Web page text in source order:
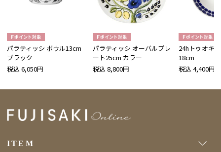
パラティッシ ボウル13cm
ブラック
税込 6,050円
パラティッシ オーバルプレ
ート25cm カラー
税込 8,800円
24hトゥオキ
18cm
税込 4,400円
ITEM